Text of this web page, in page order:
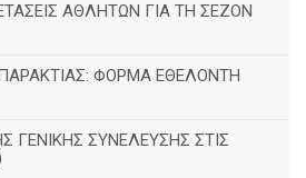
ΑΘΛΗΤΩΝ ΓΙΑ ΤΗ ΣΕΖΟΝ
ΦΟΡΜΑ ΕΘΕΛΟΝΤΗ
ΓΕΝΙΚΗΣ ΣΥΝΕΛΕΥΣΗΣ ΣΤΙΣ